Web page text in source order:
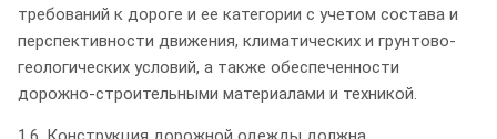
требований к дороге и ее категории с учетом состава и
перспективности движения, климатических и грунтово-
геологических условий, а также обеспеченности
дорожно-строительными материалами и техникой.